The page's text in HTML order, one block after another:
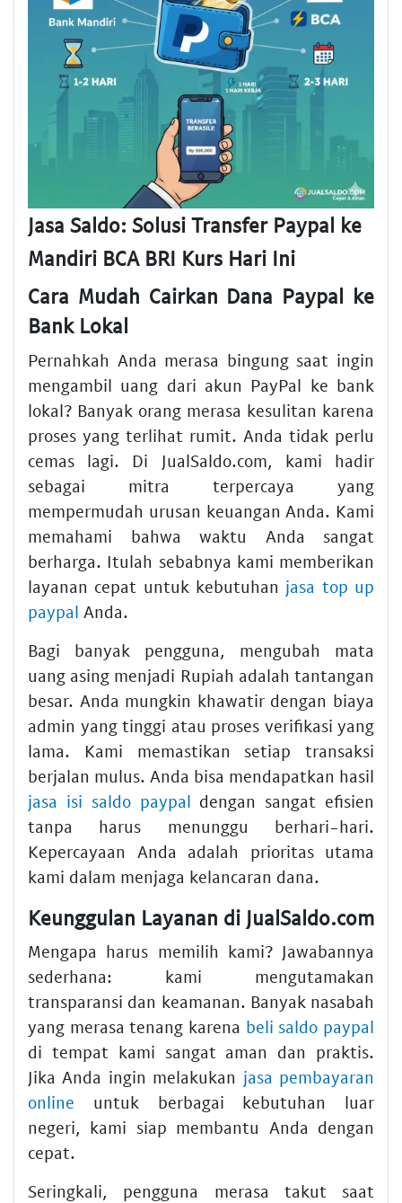
Jasa Saldo: Solusi Transfer Paypal ke
Mandiri BCA BRI Kurs Hari Ini
Cara Mudah Cairkan Dana Paypal ke
Bank Lokal
Pernahkah Anda merasa bingung saat ingin
mengambil uang dari akun PayPal ke bank
lokal? Banyak orang merasa kesulitan karena
proses yang terlihat rumit. Anda tidak perlu
cemas lagi. Di JualSaldo.com, kami hadir
sebagai mitra terpercaya yang
mempermudah urusan keuangan Anda. Kami
memahami bahwa waktu Anda sangat
berharga. Itulah sebabnya kami memberikan
layanan cepat untuk kebutuhan jasa top up
paypal Anda.
Bagi banyak pengguna, mengubah mata
uang asing menjadi Rupiah adalah tantangan
besar. Anda mungkin khawatir dengan biaya
admin yang tinggi atau proses verifikasi yang
lama. Kami memastikan setiap transaksi
berjalan mulus. Anda bisa mendapatkan hasil
jasa isi saldo paypal dengan sangat efisien
tanpa harus menunggu berhari-hari.
Kepercayaan Anda adalah prioritas utama
kami dalam menjaga kelancaran dana.
Keunggulan Layanan di JualSaldo.com
Mengapa harus memilih kami? Jawabannya
sederhana: kami mengutamakan
transparansi dan keamanan. Banyak nasabah
yang merasa tenang karena beli saldo paypal
di tempat kami sangat aman dan praktis.
Jika Anda ingin melakukan jasa pembayaran
online untuk berbagai kebutuhan luar
negeri, kami siap membantu Anda dengan
cepat.
Seringkali, pengguna merasa takut saat